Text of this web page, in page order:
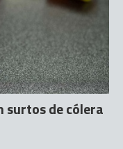
surtos de cólera